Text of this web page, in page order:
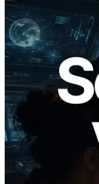
2026.05.24
Validators
Block
zugewiesenen